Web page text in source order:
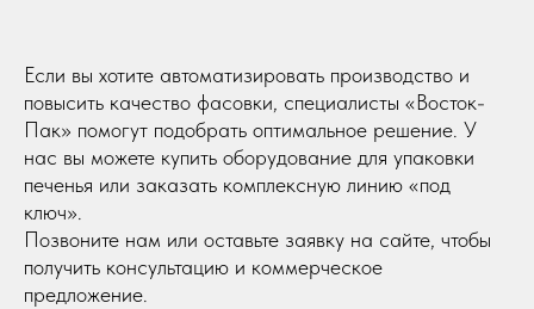
Если вы хотите автоматизировать производство и
повысить качество фасовки, специалисты «Восток-
Пак» помогут подобрать оптимальное решение. У
нас вы можете купить оборудование для упаковки
печенья или заказать комплексную линию «под
ключ».
Позвоните нам или оставьте заявку на сайте, чтобы
получить консультацию и коммерческое
предложение.